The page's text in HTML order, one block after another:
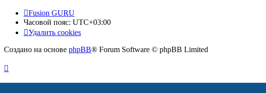
Fusion GURU
Часовой пояс: UTC+03:00
Удалить cookies
Создано на основе phpBB® Forum Software © phpBB Limited